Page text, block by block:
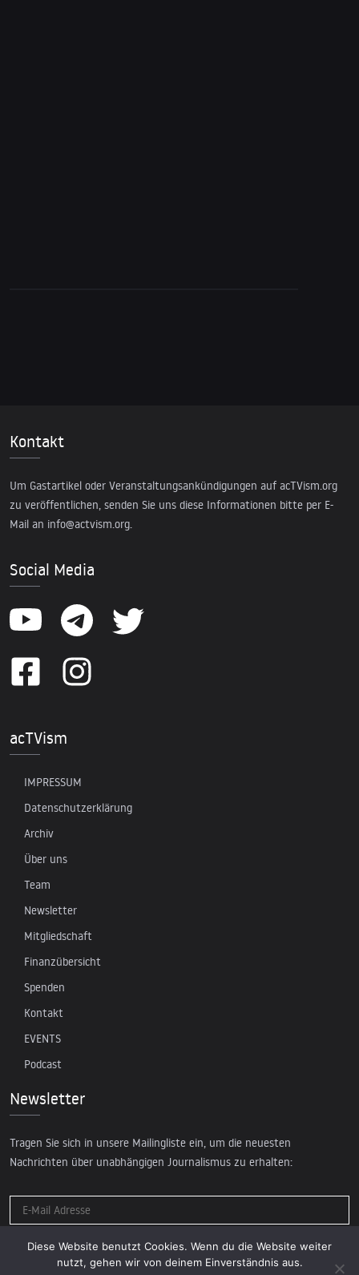
Kontakt
Um Gastartikel oder Veranstaltungsankündigungen auf acTVism.org
zu veröffentlichen, senden Sie uns diese Informationen bitte per E-
Mail an info@actvism.org.
Social Media
acTVism
IMPRESSUM
Datenschutzerklärung
Archiv
Über uns
Team
Newsletter
Mitgliedschaft
Finanzübersicht
Spenden
Kontakt
EVENTS
Podcast
Newsletter
Tragen Sie sich in unsere Mailingliste ein, um die neuesten
Nachrichten über unabhängigen Journalismus zu erhalten:
Diese Website benutzt Cookies. Wenn du die Website weiter
nutzt, gehen wir von deinem Einverständnis aus.